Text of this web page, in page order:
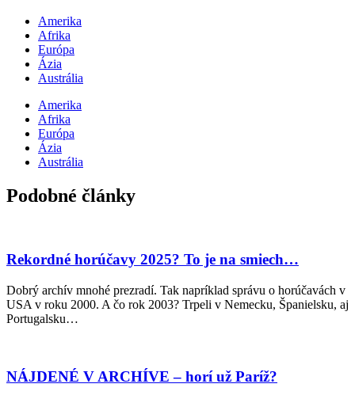
Amerika
Afrika
Európa
Ázia
Austrália
Amerika
Afrika
Európa
Ázia
Austrália
Podobné články
Rekordné horúčavy 2025? To je na smiech…
Dobrý archív mnohé prezradí. Tak napríklad správu o horúčavách v
USA v roku 2000. A čo rok 2003? Trpeli v Nemecku, Španielsku, aj
Portugalsku…
NÁJDENÉ V ARCHÍVE – horí už Paríž?